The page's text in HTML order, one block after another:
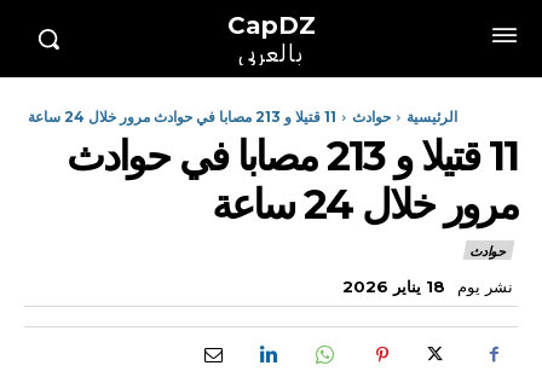
CapDZ
بالعربي
الرئيسية حوادث 11 قتيلا و 213 مصابا في حوادث مرور خلال 24 ساعة
11 قتيلا و 213 مصابا في حوادث
مرور خلال 24 ساعة
حوادث
نشر يوم 18 يناير 2026